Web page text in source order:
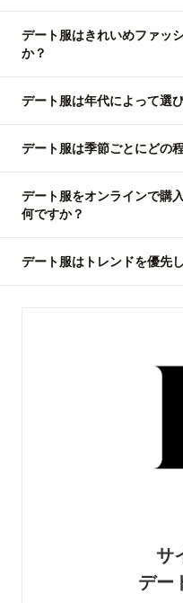
デート服はきれいめファッ
か？
デート服は年代によって選
デート服は季節ごとにどの
デート服をオンラインで購
何ですか？
デート服はトレンドを優先
サ
デー